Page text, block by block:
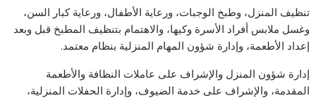
تنظيف المنزل، وطبخ الوجبات، ورعاية الأطفال، ورعاية كبار السن،
وغسل ملابس أفراد الأسرة وكيها، والاهتمام بتنظيف المطبخ قبل وبعد
إعداد الأطعمة، وإدارة شؤون المهام المنزلية بنظام معتمد.
إدارة شؤون المنزل والإشراف على عاملات النظافة والأطعمة
المقدمة، والإشراف على خدمة الضيوف، وإدارة الحفلات المنزلية،